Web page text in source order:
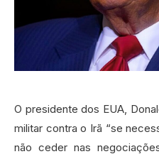
O presidente dos EUA,
militar contra o Irã “se
não ceder nas